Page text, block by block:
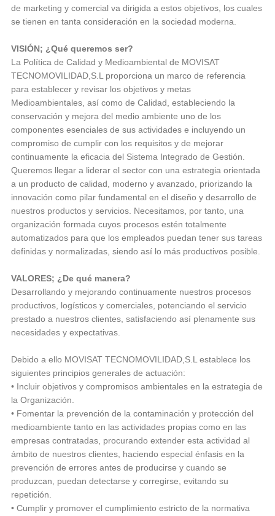
de marketing y comercial va dirigida a estos objetivos, los cuales
se tienen en tanta consideración en la sociedad moderna.
VISIÓN; ¿Qué queremos ser?
La Política de Calidad y Medioambiental de MOVISAT
TECNOMOVILIDAD,S.L proporciona un marco de referencia
para establecer y revisar los objetivos y metas
Medioambientales, así como de Calidad, estableciendo la
conservación y mejora del medio ambiente uno de los
componentes esenciales de sus actividades e incluyendo un
compromiso de cumplir con los requisitos y de mejorar
continuamente la eficacia del Sistema Integrado de Gestión.
Queremos llegar a liderar el sector con una estrategia orientada
a un producto de calidad, moderno y avanzado, priorizando la
innovación como pilar fundamental en el diseño y desarrollo de
nuestros productos y servicios. Necesitamos, por tanto, una
organización formada cuyos procesos estén totalmente
automatizados para que los empleados puedan tener sus tareas
definidas y normalizadas, siendo así lo más productivos posible.
VALORES; ¿De qué manera?
Desarrollando y mejorando continuamente nuestros procesos
productivos, logísticos y comerciales, potenciando el servicio
prestado a nuestros clientes, satisfaciendo así plenamente sus
necesidades y expectativas.
Debido a ello MOVISAT TECNOMOVILIDAD,S.L establece los
siguientes principios generales de actuación:
• Incluir objetivos y compromisos ambientales en la estrategia de
la Organización.
• Fomentar la prevención de la contaminación y protección del
medioambiente tanto en las actividades propias como en las
empresas contratadas, procurando extender esta actividad al
ámbito de nuestros clientes, haciendo especial énfasis en la
prevención de errores antes de producirse y cuando se
produzcan, puedan detectarse y corregirse, evitando su
repetición.
• Cumplir y promover el cumplimiento estricto de la normativa